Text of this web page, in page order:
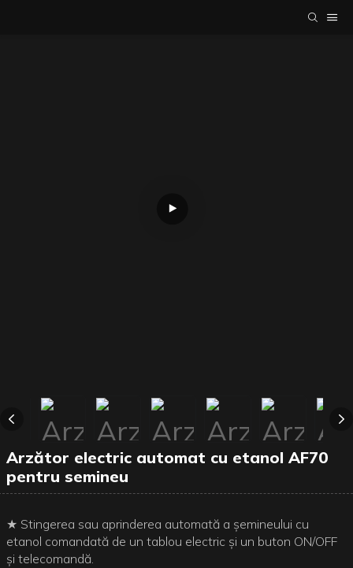
Arzător electric automat cu etanol AF70
pentru semineu
★ Stingerea sau aprinderea automată a șemineului cu
etanol comandată de un tablou electric și un buton ON/OFF
și telecomandă.